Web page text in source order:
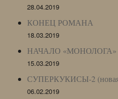
28.04.2019
КОНЕЦ РОМАНА
18.03.2019
НАЧАЛО «МОНОЛОГА»
15.03.2019
СУПЕРКУКИСЫ-2 (новая
06.02.2019